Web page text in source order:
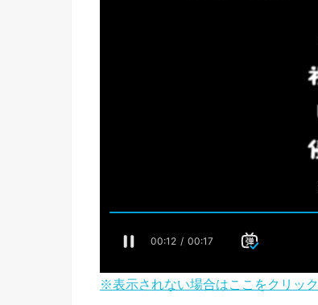
※表示されない場合はここをクリック